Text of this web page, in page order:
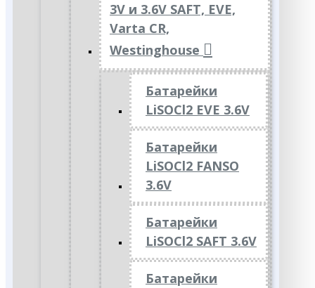
3V и 3.6V SAFT, EVE,
Varta CR,
Westinghouse
Батарейки
LiSOCl2 EVE 3.6V
Батарейки
LiSOCl2 FANSO
3.6V
Батарейки
LiSOCl2 SAFT 3.6V
Батарейки